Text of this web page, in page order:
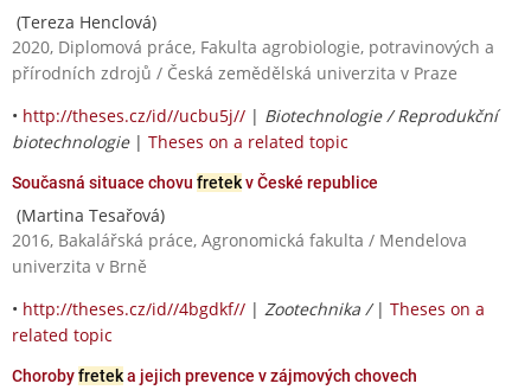
(Tereza Henclová)
2020, Diplomová práce, Fakulta agrobiologie, potravinových a
přírodních zdrojů / Česká zemědělská univerzita v Praze
• http://theses.cz/id//ucbu5j// | Biotechnologie / Reprodukční
biotechnologie| Theses on a related topic
Současná situace chovu fretekv České republice
(Martina Tesařová)
2016, Bakalářská práce, Agronomická fakulta / Mendelova
univerzita v Brně
• http://theses.cz/id//4bgdkf// | Zootechnika / | Theses on a
related topic
Chorobyfreteka jejich prevence v zájmových chovech